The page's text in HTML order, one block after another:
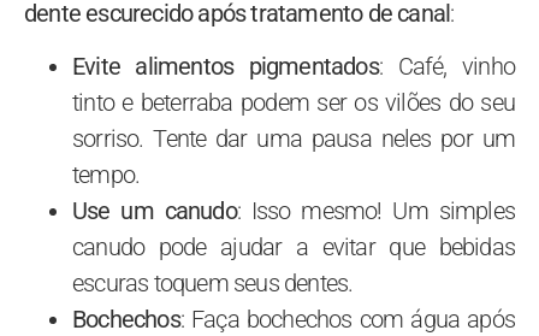
dente escurecido após tratamento de canal:
Evite alimentos pigmentados: Café, vinho
tinto e beterraba podem ser os vilões do seu
sorriso. Tente dar uma pausa neles por um
tempo.
Use um canudo: Isso mesmo! Um simples
canudo pode ajudar a evitar que bebidas
escuras toquem seus dentes.
Bochechos: Faça bochechos com água após